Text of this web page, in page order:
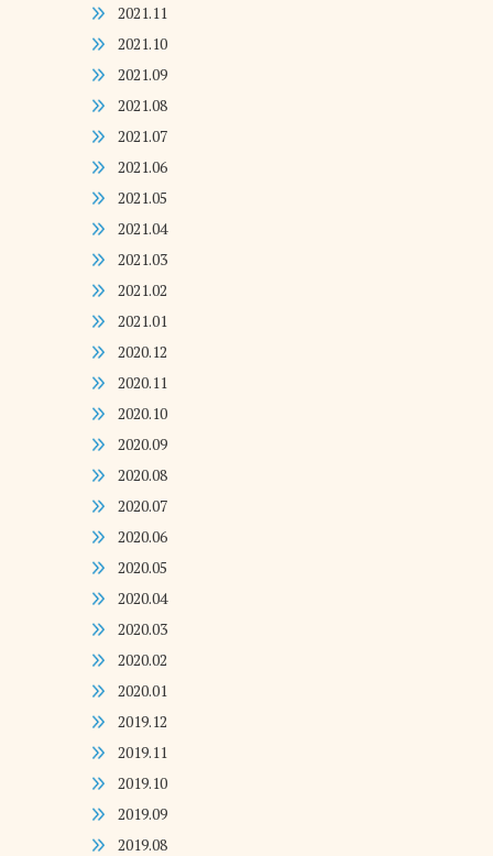
2021.11
2021.10
2021.09
2021.08
2021.07
2021.06
2021.05
2021.04
2021.03
2021.02
2021.01
2020.12
2020.11
2020.10
2020.09
2020.08
2020.07
2020.06
2020.05
2020.04
2020.03
2020.02
2020.01
2019.12
2019.11
2019.10
2019.09
2019.08